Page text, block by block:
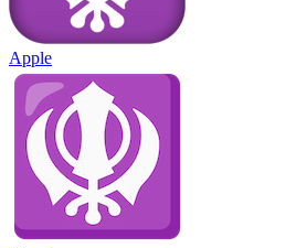
Apple